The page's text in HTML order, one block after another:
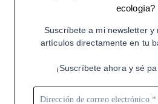
ecología?
Suscríbete a mi newsletter y
artículos directamente en tu
¡Suscríbete ahora y sé